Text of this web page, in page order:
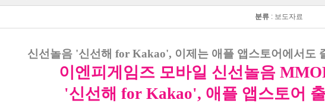
분류 : 보도자료
신선놀음'신선해 for Kakao', 이제는 애플 앱스토어에서도
이엔피게임즈 모바일 신선놀음
'신선해 for Kakao', 애플 앱스토어 출